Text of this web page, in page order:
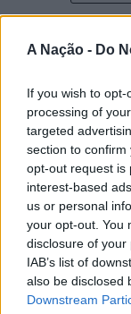
A Nação - Do
If you wish to
processing of
targeted
section to
opt-out request is
interest-based
us or personal
your opt-out. You
disclosure of
IAB’s list of
also be disclosed
Downstream
estimulam
cérebro,
manter a
aumentam a
prolongado
prejudicar o
Fabiano de
evidências de
genéticas na
afirma, ocorre
pelo qual os
resposta às
vitória do
Publicado 1
Por Ígor
O “Millennium
dias 18 e 26 de